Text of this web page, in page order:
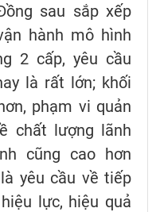
sau sắp xếp
hành mô hình
2 cấp, yêu cầu
là rất lớn; khối
phạm vi quản
chất lượng lãnh
cũng cao hơn
yêu cầu về tiếp
lực, hiệu quả